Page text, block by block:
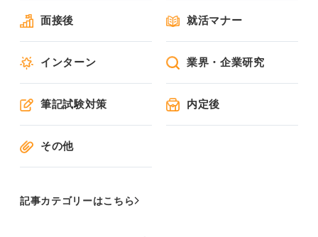
面接後 就活マナー
インターン 業界・企業研究
筆記試験対策 内定後
その他
記事カテゴリーはこちら